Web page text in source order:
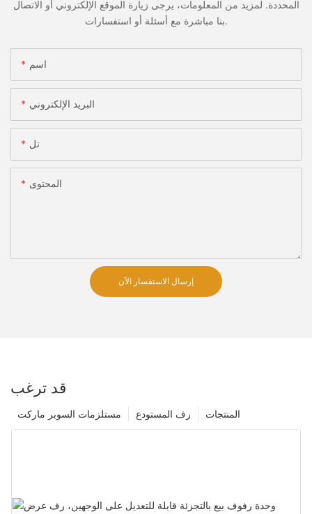
المحددة. لمزيد من المعلومات، يرجى زيارة الموقع الإلكتروني أو الاتصال
بنا مباشرة مع أسئلة أو استفسارات.
اسم
البريد الإلكتروني
تل
المحتوى
إرسال الاستفسار الآن
قد ترغب
المنتجات رف المستودع مستلزمات السوبر ماركت